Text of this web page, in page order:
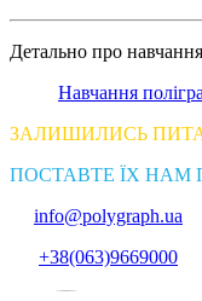
Детально про
Навчання
ЗАЛИШИЛИСЬ
ПОСТАВТЕ ЇХ НАМ
info@polygraph.ua
+38(063)9669000